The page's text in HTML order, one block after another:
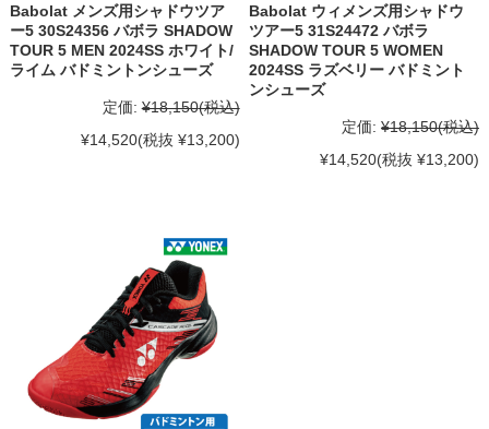
Babolat メンズ用シャドウツア
ー5 30S24356 バボラ SHADOW
TOUR 5 MEN 2024SS ホワイト/
ライム バドミントンシューズ
定価: ¥18,150(税込)
¥14,520(税抜 ¥13,200)
Babolat ウィメンズ用シャドウ
ツアー5 31S24472 バボラ
SHADOW TOUR 5 WOMEN
2024SS ラズベリー バドミント
ンシューズ
定価: ¥18,150(税込)
¥14,520(税抜 ¥13,200)